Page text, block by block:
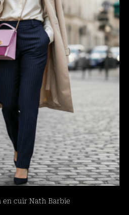
en cuir Nath Barbie